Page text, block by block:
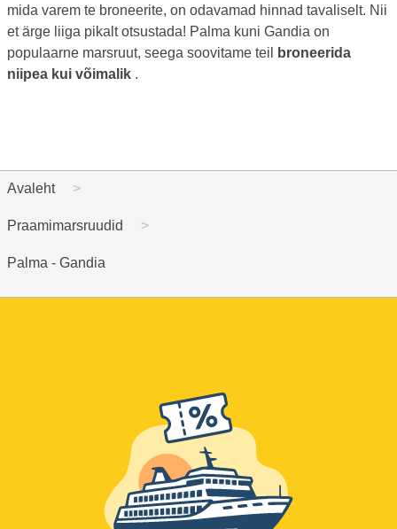
mida varem te broneerite, on odavamad hinnad tavaliselt. Nii
et ärge liiga pikalt otsustada! Palma kuni Gandia on
populaarne marsruut, seega soovitame teil
broneerida
niipea kui võimalik .
Avaleht
Praamimarsruudid
Palma - Gandia